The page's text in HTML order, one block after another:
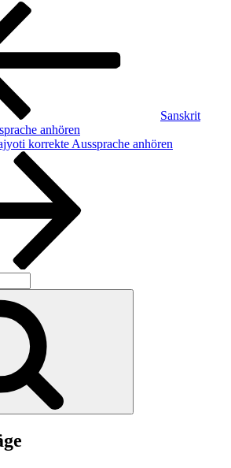
Sanskrit
anhören
korrekte Aussprache anhören